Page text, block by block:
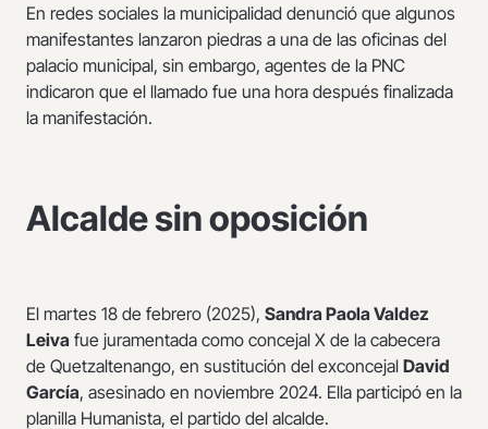
En redes sociales la municipalidad denunció que algunos
manifestantes lanzaron piedras a una de las oficinas del
palacio municipal, sin embargo, agentes de la PNC
indicaron que el llamado fue una hora después finalizada
la manifestación.
Alcalde sin oposición
El martes 18 de febrero (2025), Sandra Paola Valdez
Leiva fue juramentada como concejal X de la cabecera
de Quetzaltenango, en sustitución del exconcejal David
García, asesinado en noviembre 2024. Ella participó en la
planilla Humanista, el partido del alcalde.